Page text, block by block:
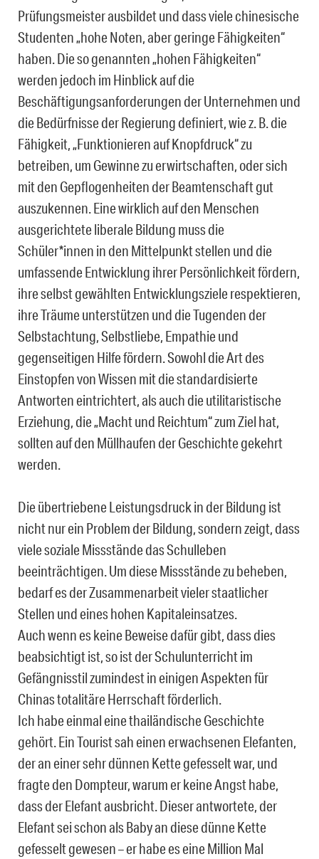
Prüfungsmeister ausbildet und dass viele chinesische
Studenten „hohe Noten, aber geringe Fähigkeiten“
haben. Die so genannten „hohen Fähigkeiten“
werden jedoch im Hinblick auf die
Beschäftigungsanforderungen der Unternehmen und
die Bedürfnisse der Regierung definiert, wie z. B. die
Fähigkeit, „Funktionieren auf Knopfdruck“ zu
betreiben, um Gewinne zu erwirtschaften, oder sich
mit den Gepflogenheiten der Beamtenschaft gut
auszukennen. Eine wirklich auf den Menschen
ausgerichtete liberale Bildung muss die
Schüler*innen in den Mittelpunkt stellen und die
umfassende Entwicklung ihrer Persönlichkeit fördern,
ihre selbst gewählten Entwicklungsziele respektieren,
ihre Träume unterstützen und die Tugenden der
Selbstachtung, Selbstliebe, Empathie und
gegenseitigen Hilfe fördern. Sowohl die Art des
Einstopfen von Wissen mit die standardisierte
Antworten eintrichtert, als auch die utilitaristische
Erziehung, die „Macht und Reichtum“ zum Ziel hat,
sollten auf den Müllhaufen der Geschichte gekehrt
werden.
Die übertriebene Leistungsdruck in der Bildung ist
nicht nur ein Problem der Bildung, sondern zeigt, dass
viele soziale Missstände das Schulleben
beeinträchtigen. Um diese Missstände zu beheben,
bedarf es der Zusammenarbeit vieler staatlicher
Stellen und eines hohen Kapitaleinsatzes.
Auch wenn es keine Beweise dafür gibt, dass dies
beabsichtigt ist, so ist der Schulunterricht im
Gefängnisstil zumindest in einigen Aspekten für
Chinas totalitäre Herrschaft förderlich.
Ich habe einmal eine thailändische Geschichte
gehört. Ein Tourist sah einen erwachsenen Elefanten,
der an einer sehr dünnen Kette gefesselt war, und
fragte den Dompteur, warum er keine Angst habe,
dass der Elefant ausbricht. Dieser antwortete, der
Elefant sei schon als Baby an diese dünne Kette
gefesselt gewesen – er habe es eine Million Mal